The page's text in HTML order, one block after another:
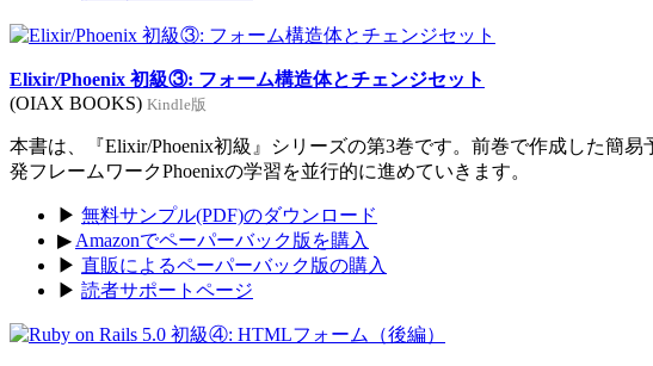
Elixir/Phoenix 初級③: フォーム構造体とチェンジセット
(OIAX BOOKS) Kindle版
本書は、『Elixir/Phoenix初級』シリーズの第3巻です。前巻で作成した簡
発フレームワークPhoenixの学習を並行的に進めていきます。
▶ 無料サンプル(PDF)のダウンロード
▶ Amazonでペーパーバック版を購入
▶ 直販によるペーパーバック版の購入
▶ 読者サポートページ